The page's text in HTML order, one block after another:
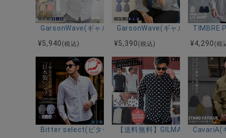
GarsonWave(ギャルソンウェーブ)日本製 オックスフォ
¥5,940 (税込)
GarsonWave(ギャルソンウェー
¥5,390 (税込)
TIMBRE
¥4,290 (税
Bitter select(ビターセレクト)国産長袖オックスシャツ
【送料無料】GILMAC(グリマッ
CavariA(